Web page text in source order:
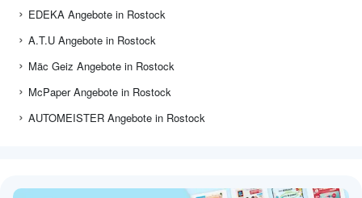
EDEKA Angebote in Rostock
A.T.U Angebote in Rostock
Mäc Geiz Angebote in Rostock
McPaper Angebote in Rostock
AUTOMEISTER Angebote in Rostock